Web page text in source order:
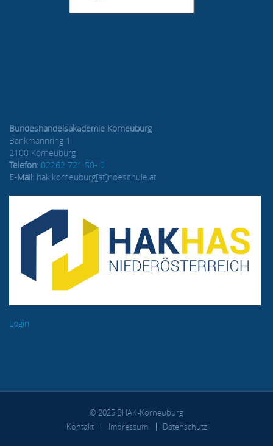
Bundeshandelsakademie Korneuburg
Bankmannring 1
2100 Korneuburg
Telefon: 02262 721 50- 0
E-Mail: hak.korneuburg[at]noeschule.at
Login
© 2025 BHAK-Korneuburg
FUSSBEREICHKontakt Impressum Datenschutz